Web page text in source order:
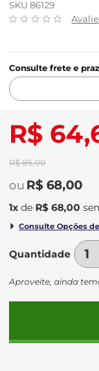
SKU 86129
Avalie
Consulte frete e
R$
R$ 85,00
R$ 68,00
1x de R$ 68,00
Quantidade
Aproveite, ainda